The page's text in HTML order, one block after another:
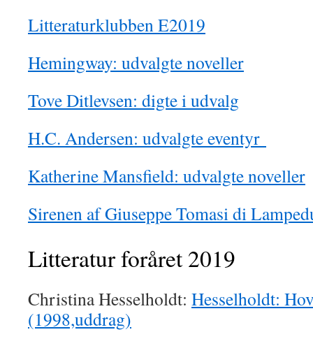
Litteraturklubben E2019
Hemingway: udvalgte noveller
Tove Ditlevsen: digte i udvalg
H.C. Andersen: udvalgte eventyr
Katherine Mansfield: udvalgte noveller
Sirenen af Giuseppe Tomasi di
Litteratur foråret 2019
Christina Hesselholdt: Hesselholdt:
(1998,uddrag)